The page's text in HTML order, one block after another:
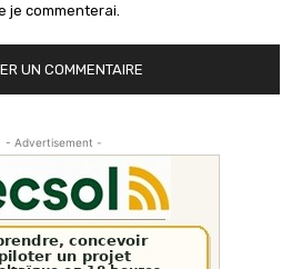
je commenterai.
- Advertisement -